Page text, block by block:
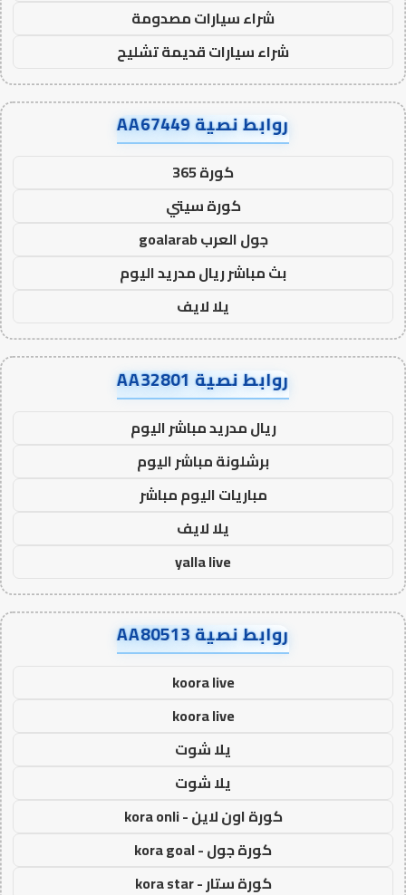
شراء سيارات مصدومة
شراء سيارات قديمة تشليح
روابط نصية AA67449
كورة 365
كورة سيتي
جول العرب goalarab
بث مباشر ريال مدريد اليوم
يلا لايف
روابط نصية AA32801
ريال مدريد مباشر اليوم
برشلونة مباشر اليوم
مباريات اليوم مباشر
يلا لايف
yalla live
روابط نصية AA80513
koora live
koora live
يلا شوت
يلا شوت
كورة اون لاين - kora onli
كورة جول - kora goal
كورة ستار - kora star